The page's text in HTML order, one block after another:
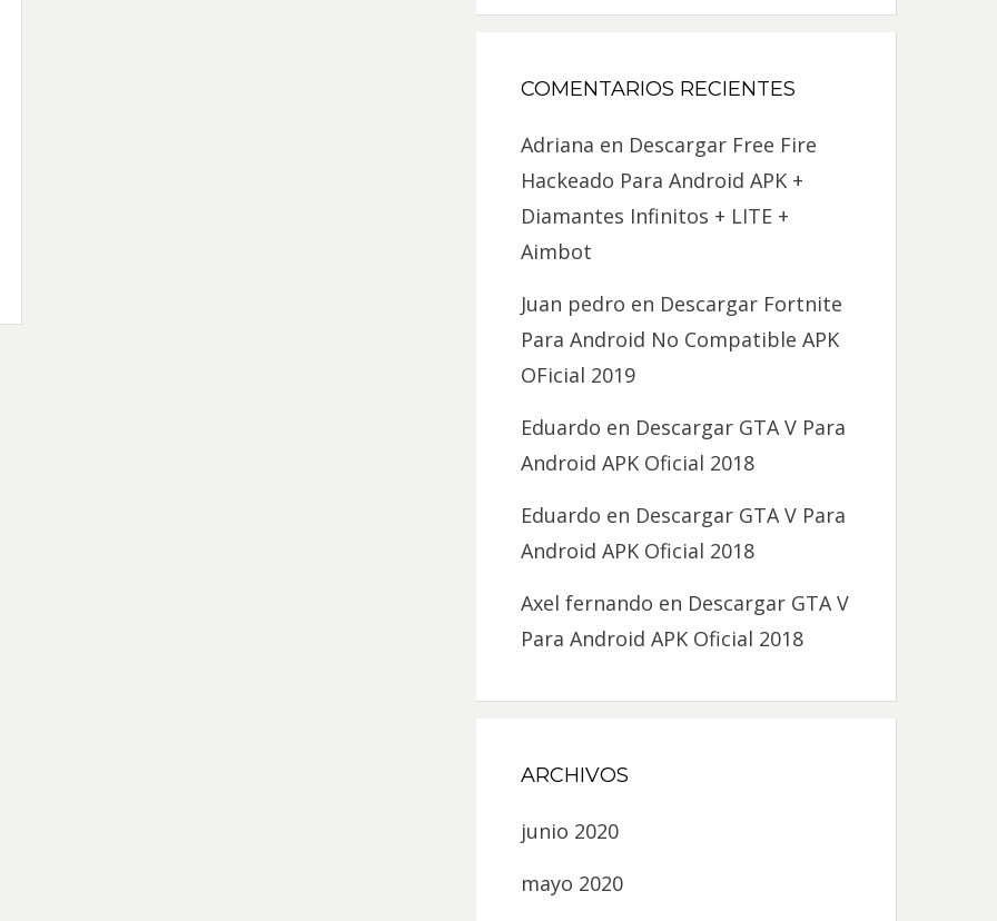
COMENTARIOS RECIENTES
Adriana en Descargar Free Fire
Hackeado Para Android APK +
Diamantes Infinitos + LITE +
Aimbot
Juan pedro en Descargar Fortnite
Para Android No Compatible APK
OFicial 2019
Eduardo en Descargar GTA V Para
Android APK Oficial 2018
Eduardo en Descargar GTA V Para
Android APK Oficial 2018
Axel fernando en Descargar GTA V
Para Android APK Oficial 2018
ARCHIVOS
junio 2020
mayo 2020